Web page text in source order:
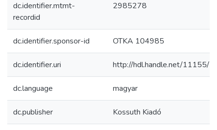
dc.identifier.mtmt-
recordid
2985278
dc.identifier.sponsor-id OTKA 104985
dc.identifier.uri http://hdl.handle.net/11155/
dc.language magyar
dc.publisher Kossuth Kiadó